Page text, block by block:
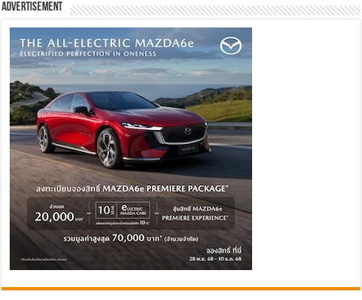
Advertisement